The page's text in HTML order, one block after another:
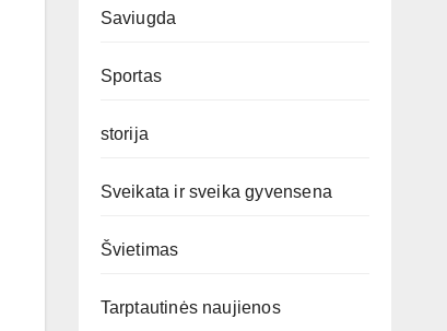
Saviugda
Sportas
storija
Sveikata ir sveika gyvensena
Švietimas
Tarptautinės naujienos